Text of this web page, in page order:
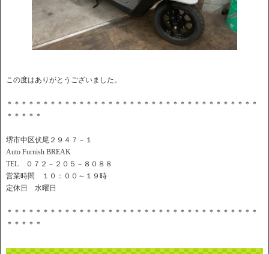
この度はありがとうございました。
＊＊＊＊＊＊＊＊＊＊＊＊＊＊＊＊＊＊＊＊＊＊＊＊＊＊＊＊＊＊＊＊＊＊＊
＊＊＊＊＊
堺市中区伏尾２９４７－１
Auto Furnish BREAK
TEL ０７２－２０５－８０８８
営業時間 １０：００～１９時
定休日 水曜日
＊＊＊＊＊＊＊＊＊＊＊＊＊＊＊＊＊＊＊＊＊＊＊＊＊＊＊＊＊＊＊＊＊＊＊
＊＊＊＊＊